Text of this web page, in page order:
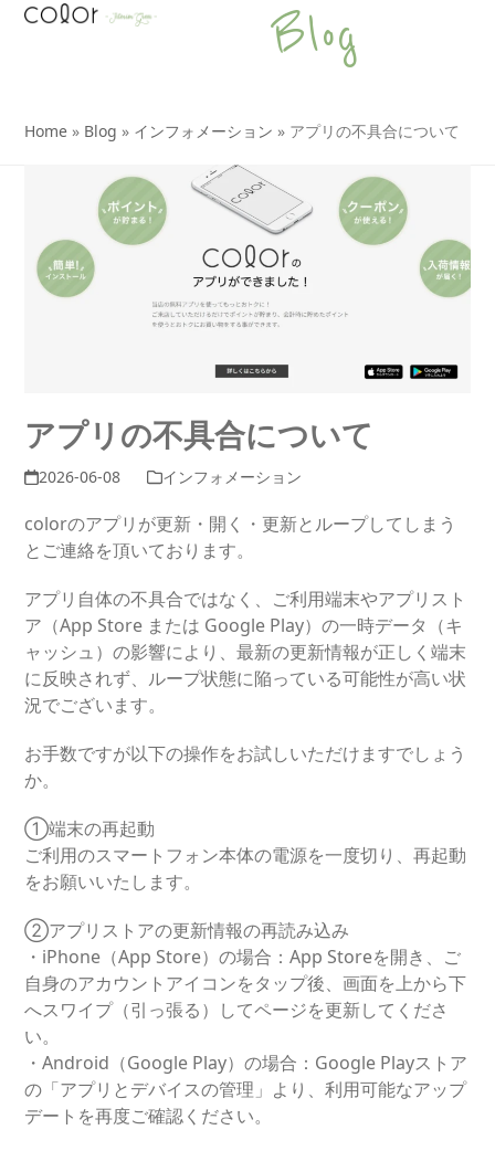
SkipOpen
Close
Blog
Home » Blog » インフォメーション » アプリの不具合について
アプリの不具合について
2026-06-08 インフォメーション
colorのアプリが更新・開く・更新とループしてしまう
とご連絡を頂いております。
アプリ自体の不具合ではなく、ご利用端末やアプリスト
ア（App Store または Google Play）の一時データ（キ
ャッシュ）の影響により、最新の更新情報が正しく端末
に反映されず、ループ状態に陥っている可能性が高い状
況でございます。
お手数ですが以下の操作をお試しいただけますでしょう
か。
①端末の再起動
ご利用のスマートフォン本体の電源を一度切り、再起動
をお願いいたします。
②アプリストアの更新情報の再読み込み
・iPhone（App Store）の場合：App Storeを開き、ご
自身のアカウントアイコンをタップ後、画面を上から下
へスワイプ（引っ張る）してページを更新してくださ
い。
・Android（Google Play）の場合：Google Playストア
の「アプリとデバイスの管理」より、利用可能なアップ
デートを再度ご確認ください。